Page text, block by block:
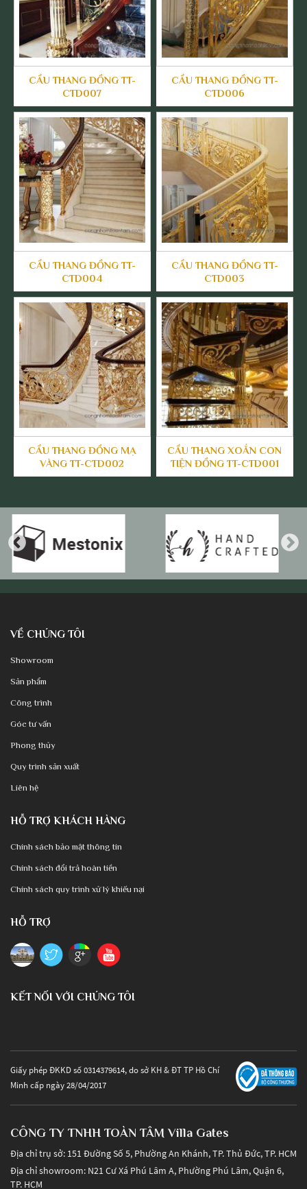
CẦU THANG ĐỒNG TT-
CTD007
CẦU THANG ĐỒNG TT-
CTD006
CẦU THANG ĐỒNG TT-
CTD004
CẦU THANG ĐỒNG TT-
CTD003
CẦU THANG ĐỒNG MẠ
VÀNG TT-CTD002
CẦU THANG XOẮN CON
TIỆN ĐỒNG TT-CTD001
VỀ CHÚNG TÔI
Showroom
Sản phẩm
Công trình
Góc tư vấn
Phong thủy
Quy trình sản xuất
Liên hệ
HỖ TRỢ KHÁCH HÀNG
Chính sách bảo mật thông tin
Chính sách đổi trả hoàn tiền
Chính sách quy trình xử lý khiếu nại
HỖ TRỢ
KẾT NỐI VỚI CHÚNG TÔI
Giấy phép ĐKKD số 0314379614, do sở KH & ĐT TP Hồ Chí
Minh cấp ngày 28/04/2017
CÔNG TY TNHH TOÀN TÂM Villa Gates
Địa chỉ trụ sở: 151 Đường Số 5, Phường An Khánh, TP. Thủ Đức, TP. HCM
Địa chỉ showroom: N21 Cư Xá Phú Lâm A, Phường Phú Lâm, Quận 6,
TP. HCM